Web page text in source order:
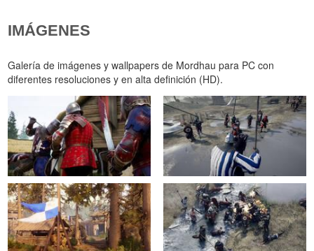
IMÁGENES
Galería de imágenes y wallpapers de Mordhau para PC con
diferentes resoluciones y en alta definición (HD).